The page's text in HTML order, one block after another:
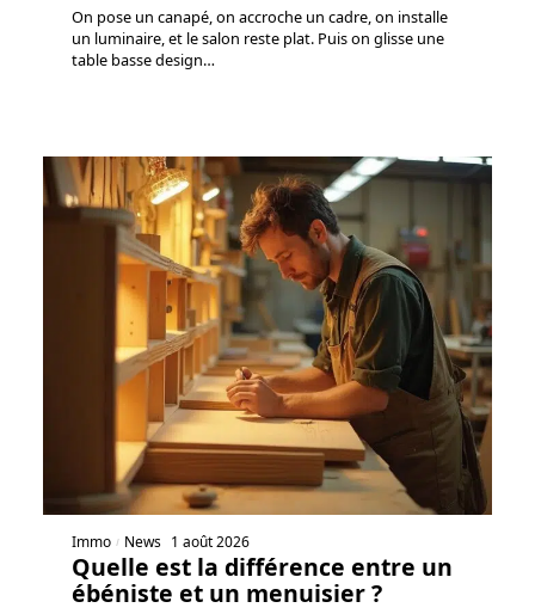
On pose un canapé, on accroche un cadre, on installe
un luminaire, et le salon reste plat. Puis on glisse une
table basse design…
Immo News 1 août 2026
Quelle est la différence entre un
ébéniste et un menuisier ?